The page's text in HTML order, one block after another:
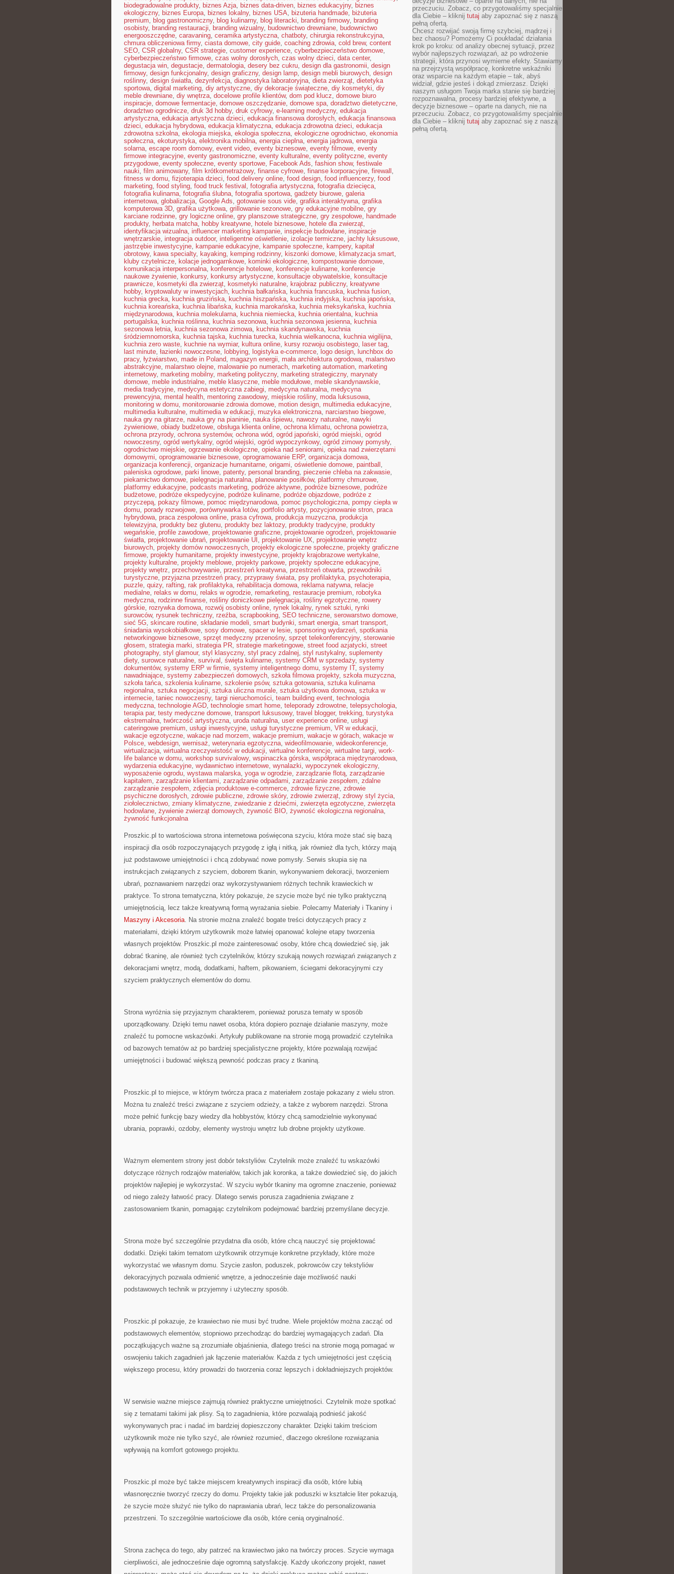
biodegradowalne produkty, biznes Azja, biznes data-driven, biznes edukacyjny, biznes
ekologiczny, biznes Europa, biznes lokalny, biznes USA, bizuteria handmade, biżuteria
premium, blog gastronomiczny, blog kulinarny, blog literacki, branding firmowy, branding
osobisty, branding restauracji, branding wizualny, budownictwo drewniane, budownictwo
energooszczędne, caravaning, ceramika artystyczna, chatboty, chirurgia rekonstrukcyjna,
chmura obliczeniowa firmy, ciasta domowe, city guide, coaching zdrowia, cold brew, content
SEO, CSR globalny, CSR strategie, customer experience, cyberbezpieczeństwo domowe,
cyberbezpieczeństwo firmowe, czas wolny dorosłych, czas wolny dzieci, data center,
degustacja win, degustacje, dermatologia, desery bez cukru, design dla gastronomii, design
firmowy, design funkcjonalny, design graficzny, design lamp, design mebli biurowych, design
roślinny, design światła, dezynfekcja, diagnostyka laboratoryjna, dieta zwierząt, dietetyka
sportowa, digital marketing, diy artystyczne, diy dekoracje świąteczne, diy kosmetyki, diy
meble drewniane, diy wnętrza, docelowe profile klientów, dom pod klucz, domowe biuro
inspiracje, domowe fermentacje, domowe oszczędzanie, domowe spa, doradztwo dietetyczne,
doradztwo ogrodnicze, druk 3d hobby, druk cyfrowy, e-learning medyczny, edukacja
artystyczna, edukacja artystyczna dzieci, edukacja finansowa dorosłych, edukacja finansowa
dzieci, edukacja hybrydowa, edukacja klimatyczna, edukacja zdrowotna dzieci, edukacja
zdrowotna szkolna, ekologia miejska, ekologia społeczna, ekologiczne ogrodnictwo, ekonomia
społeczna, ekoturystyka, elektronika mobilna, energia cieplna, energia jądrowa, energia
solarna, escape room domowy, event video, eventy biznesowe, eventy filmowe, eventy
firmowe integracyjne, eventy gastronomiczne, eventy kulturalne, eventy polityczne, eventy
przygodowe, eventy społeczne, eventy sportowe, Facebook Ads, fashion show, festiwale
nauki, film animowany, film krótkometrażowy, finanse cyfrowe, finanse korporacyjne, firewall ,
fitness w domu, fizjoterapia dzieci, food delivery online, food design, food influencerzy, food
marketing, food styling, food truck festival , fotografia artystyczna, fotografia dziecięca,
fotografia kulinarna, fotografia ślubna, fotografia sportowa, gadżety biurowe, galeria
internetowa, globalizacja, Google Ads, gotowanie sous vide, grafika interaktywna, grafika
komputerowa 3D, grafika użytkowa, grillowanie sezonowe, gry edukacyjne mobilne, gry
karciane rodzinne, gry logiczne online, gry planszowe strategiczne, gry zespołowe, handmade
produkty, herbata matcha, hobby kreatywne, hotele biznesowe, hotele dla zwierząt,
identyfikacja wizualna, influencer marketing kampanie, inspekcje budowlane, inspiracje
wnętrzarskie, integracja outdoor, inteligentne oświetlenie, izolacje termiczne, jachty luksusowe,
jastrzębie inwestycyjne, kampanie edukacyjne, kampanie społeczne, kampery, kapitał
obrotowy, kawa specialty, kayaking, kemping rodzinny, kiszonki domowe, klimatyzacja smart,
kluby czytelnicze, kolacje jednogarnkowe, kominki ekologiczne, kompostowanie domowe,
komunikacja interpersonalna, konferencje hotelowe, konferencje kulinarne, konferencje
naukowe żywienie, konkursy, konkursy artystyczne, konsultacje obywatelskie, konsultacje
prawnicze, kosmetyki dla zwierząt, kosmetyki naturalne, krajobraz publiczny, kreatywne
hobby, kryptowaluty w inwestycjach, kuchnia bałkańska, kuchnia francuska, kuchnia fusion,
kuchnia grecka, kuchnia gruzińska, kuchnia hiszpańska, kuchnia indyjska, kuchnia japońska,
kuchnia koreańska, kuchnia libańska, kuchnia marokańska, kuchnia meksykańska, kuchnia
międzynarodowa, kuchnia molekularna, kuchnia niemiecka, kuchnia orientalna, kuchnia
portugalska, kuchnia roślinna, kuchnia sezonowa, kuchnia sezonowa jesienna, kuchnia
sezonowa letnia, kuchnia sezonowa zimowa, kuchnia skandynawska, kuchnia
śródziemnomorska, kuchnia tajska, kuchnia turecka, kuchnia wielkanocna, kuchnia wigilijna,
kuchnia zero waste, kuchnie na wymiar, kultura online, kursy rozwoju osobistego, laser tag,
last minute, łazienki nowoczesne, lobbying, logistyka e-commerce, logo design, lunchbox do
pracy, łyżwiarstwo, made in Poland, magazyn energii, mała architektura ogrodowa, malarstwo
abstrakcyjne, malarstwo olejne, malowanie po numerach, marketing automation, marketing
internetowy, marketing mobilny, marketing polityczny, marketing strategiczny, marynaty
domowe, meble industrialne, meble klasyczne, meble modułowe, meble skandynawskie,
media tradycyjne, medycyna estetyczna zabiegi, medycyna naturalna, medycyna
prewencyjna, mental health, mentoring zawodowy, miejskie rośliny, moda luksusowa,
monitoring w domu, monitorowanie zdrowia domowe, motion design, multimedia edukacyjne,
multimedia kulturalne, multimedia w edukacji, muzyka elektroniczna, narciarstwo biegowe,
nauka gry na gitarze, nauka gry na pianinie, nauka śpiewu, nawozy naturalne, nawyki
żywieniowe, obiady budżetowe, obsługa klienta online, ochrona klimatu, ochrona powietrza,
ochrona przyrody, ochrona systemów, ochrona wód, ogród japoński, ogród miejski, ogród
nowoczesny, ogród wertykalny, ogród wiejski, ogród wypoczynkowy, ogród zimowy pomysły,
ogrodnictwo miejskie, ogrzewanie ekologiczne, opieka nad seniorami, opieka nad zwierzętami
domowymi, oprogramowanie biznesowe, oprogramowanie ERP, organizacja domowa,
organizacja konferencji, organizacje humanitarne, origami, oświetlenie domowe, paintball ,
paleniska ogrodowe, parki linowe, patenty, personal branding, pieczenie chleba na zakwasie,
piekarnictwo domowe, pielęgnacja naturalna, planowanie posiłków, platformy chmurowe,
platformy edukacyjne, podcasts marketing, podróże aktywne, podróże biznesowe, podróże
budżetowe, podróże ekspedycyjne, podróże kulinarne, podróże objazdowe, podróże z
przyczepą, pokazy filmowe, pomoc międzynarodowa, pomoc psychologiczna, pompy ciepła w
domu, porady rozwojowe, porównywarka lotów, portfolio artysty, pozycjonowanie stron, praca
hybrydowa, praca zespołowa online, prasa cyfrowa, produkcja muzyczna, produkcja
telewizyjna, produkty bez glutenu, produkty bez laktozy, produkty tradycyjne, produkty
wegańskie, profile zawodowe, projektowanie graficzne, projektowanie ogrodzeń, projektowanie
światła, projektowanie ubrań, projektowanie UI , projektowanie UX, projektowanie wnętrz
biurowych, projekty domów nowoczesnych, projekty ekologiczne społeczne, projekty graficzne
firmowe, projekty humanitarne, projekty inwestycyjne, projekty krajobrazowe wertykalne,
projekty kulturalne, projekty meblowe, projekty parkowe, projekty społeczne edukacyjne,
projekty wnętrz, przechowywanie, przestrzeń kreatywna, przestrzeń otwarta, przewodniki
turystyczne, przyjazna przestrzeń pracy, przyprawy świata, psy profilaktyka, psychoterapia,
puzzle, quizy, rafting, rak profilaktyka, rehabilitacja domowa, reklama natywna, relacje
medialne, relaks w domu, relaks w ogrodzie, remarketing, restauracje premium, robotyka
medyczna, rodzinne finanse, rośliny doniczkowe pielęgnacja, rośliny egzotyczne, rowery
górskie, rozrywka domowa, rozwój osobisty online, rynek lokalny, rynek sztuki, rynki
surowców, rysunek techniczny, rzeźba, scrapbooking, SEO techniczne, serowarstwo domowe,
sieć 5G, skincare routine, składanie modeli, smart budynki, smart energia, smart transport,
śniadania wysokobiałkowe, sosy domowe, spacer w lesie, sponsoring wydarzeń, spotkania
networkingowe biznesowe, sprzęt medyczny przenośny, sprzęt telekonferencyjny, sterowanie
głosem, strategia marki, strategia PR, strategie marketingowe, street food azjatycki, street
photography, styl glamour, styl klasyczny, styl pracy zdalnej, styl rustykalny, suplementy
diety, surowce naturalne, survival , święta kulinarne, systemy CRM w sprzedaży, systemy
dokumentów, systemy ERP w firmie, systemy inteligentnego domu, systemy IT, systemy
nawadniające, systemy zabezpieczeń domowych, szkoła filmowa projekty, szkoła muzyczna,
szkoła tańca, szkolenia kulinarne, szkolenie psów, sztuka gotowania, sztuka kulinarna
regionalna, sztuka negocjacji, sztuka uliczna murale, sztuka użytkowa domowa, sztuka w
internecie, taniec nowoczesny, targi nieruchomości, team building event, technologia
medyczna, technologie AGD, technologie smart home, teleporady zdrowotne, telepsychologia,
terapia par, testy medyczne domowe, transport luksusowy, travel blogger, trekking, turystyka
ekstremalna, twórczość artystyczna, uroda naturalna, user experience online, usługi
cateringowe premium, usługi inwestycyjne, usługi turystyczne premium, VR w edukacji,
wakacje egzotyczne, wakacje nad morzem, wakacje premium, wakacje w górach, wakacje w
Polsce, webdesign, wernisaż, weterynaria egzotyczna, wideofilmowanie, wideokonferencje,
wirtualizacja, wirtualna rzeczywistość w edukacji, wirtualne konferencje, wirtualne targi, work-
life balance w domu, workshop survivalowy, wspinaczka górska, współpraca międzynarodowa,
wydarzenia edukacyjne, wydawnictwo internetowe, wynalazki, wypoczynek ekologiczny,
wyposażenie ogrodu, wystawa malarska, yoga w ogrodzie, zarządzanie flotą, zarządzanie
kapitałem, zarządzanie klientami, zarządzanie odpadami, zarządzanie zespołem, zdalne
zarządzanie zespołem, zdjęcia produktowe e-commerce, zdrowie fizyczne, zdrowie
psychiczne dorosłych, zdrowie publiczne, zdrowie skóry, zdrowie zwierząt, zdrowy styl życia,
ziołolecznictwo, zmiany klimatyczne, zwiedzanie z dziećmi, zwierzęta egzotyczne, zwierzęta
hodowlane, żywienie zwierząt domowych, żywność BIO, żywność ekologiczna regionalna,
żywność funkcjonalna
Proszkic.pl to wartościowa strona internetowa poświęcona szyciu, która może stać się bazą
inspiracji dla osób rozpoczynających przygodę z igłą i nitką, jak również dla tych, którzy mają
już podstawowe umiejętności i chcą zdobywać nowe pomysły. Serwis skupia się na
instrukcjach związanych z szyciem, doborem tkanin, wykonywaniem dekoracji, tworzeniem
ubrań, poznawaniem narzędzi oraz wykorzystywaniem różnych technik krawieckich w
praktyce. To strona tematyczna, który pokazuje, że szycie może być nie tylko praktyczną
umiejętnością, lecz także kreatywną formą wyrażania siebie. Polecamy Materiały i Tkaniny i
Maszyny i Akcesoria. Na stronie można znaleźć bogate treści dotyczących pracy z
materiałami, dzięki którym użytkownik może łatwiej opanować kolejne etapy tworzenia
własnych projektów. Proszkic.pl może zainteresować osoby, które chcą dowiedzieć się, jak
dobrać tkaninę, ale również tych czytelników, którzy szukają nowych rozwiązań związanych z
dekoracjami wnętrz, modą, dodatkami, haftem, pikowaniem, ściegami dekoracyjnymi czy
szyciem praktycznych elementów do domu.
Strona wyróżnia się przyjaznym charakterem, ponieważ porusza tematy w sposób
uporządkowany. Dzięki temu nawet osoba, która dopiero poznaje działanie maszyny, może
znaleźć tu pomocne wskazówki. Artykuły publikowane na stronie mogą prowadzić czytelnika
od bazowych tematów aż po bardziej specjalistyczne projekty, które pozwalają rozwijać
umiejętności i budować większą pewność podczas pracy z tkaniną.
Proszkic.pl to miejsce, w którym twórcza praca z materiałem zostaje pokazany z wielu stron.
Można tu znaleźć treści związane z szyciem odzieży, a także z wyborem narzędzi. Strona
może pełnić funkcję bazy wiedzy dla hobbystów, którzy chcą samodzielnie wykonywać
ubrania, poprawki, ozdoby, elementy wystroju wnętrz lub drobne projekty użytkowe.
Ważnym elementem strony jest dobór tekstyliów. Czytelnik może znaleźć tu wskazówki
dotyczące różnych rodzajów materiałów, takich jak koronka, a także dowiedzieć się, do jakich
projektów najlepiej je wykorzystać. W szyciu wybór tkaniny ma ogromne znaczenie, ponieważ
od niego zależy łatwość pracy. Dlatego serwis porusza zagadnienia związane z
zastosowaniem tkanin, pomagając czytelnikom podejmować bardziej przemyślane decyzje.
Strona może być szczególnie przydatna dla osób, które chcą nauczyć się projektować
dodatki. Dzięki takim tematom użytkownik otrzymuje konkretne przykłady, które może
wykorzystać we własnym domu. Szycie zasłon, poduszek, pokrowców czy tekstyliów
dekoracyjnych pozwala odmienić wnętrze, a jednocześnie daje możliwość nauki
podstawowych technik w przyjemny i użyteczny sposób.
Proszkic.pl pokazuje, że krawiectwo nie musi być trudne. Wiele projektów można zacząć od
podstawowych elementów, stopniowo przechodząc do bardziej wymagających zadań. Dla
początkujących ważne są zrozumiałe objaśnienia, dlatego treści na stronie mogą pomagać w
oswojeniu takich zagadnień jak łączenie materiałów. Każda z tych umiejętności jest częścią
większego procesu, który prowadzi do tworzenia coraz lepszych i dokładniejszych projektów.
W serwisie ważne miejsce zajmują również praktyczne umiejętności. Czytelnik może spotkać
się z tematami takimi jak plisy. Są to zagadnienia, które pozwalają podnieść jakość
wykonywanych prac i nadać im bardziej dopieszczony charakter. Dzięki takim treściom
użytkownik może nie tylko szyć, ale również rozumieć, dlaczego określone rozwiązania
wpływają na komfort gotowego projektu.
Proszkic.pl może być także miejscem kreatywnych inspiracji dla osób, które lubią
własnoręcznie tworzyć rzeczy do domu. Projekty takie jak poduszki w kształcie liter pokazują,
że szycie może służyć nie tylko do naprawiania ubrań, lecz także do personalizowania
przestrzeni. To szczególnie wartościowe dla osób, które cenią oryginalność.
Strona zachęca do tego, aby patrzeć na krawiectwo jako na twórczy proces. Szycie wymaga
cierpliwości, ale jednocześnie daje ogromną satysfakcję. Każdy ukończony projekt, nawet
przeczuciu. Zobacz, co przygotowaliśmy specjalnie
dla Ciebie – kliknij tutaj aby zapoznać się z naszą
pełną ofertą.
Chcesz rozwijać swoją firmę szybciej, mądrzej i
bez chaosu? Pomożemy Ci poukładać działania
krok po kroku: od analizy obecnej sytuacji, przez
wybór najlepszych rozwiązań, aż po wdrożenie
strategii, która przynosi wymierne efekty. Stawiamy
na przejrzystą współpracę, konkretne wskaźniki
oraz wsparcie na każdym etapie – tak, abyś
widział, gdzie jesteś i dokąd zmierzasz. Dzięki
naszym usługom Twoja marka stanie się bardziej
rozpoznawalna, procesy bardziej efektywne, a
decyzje biznesowe – oparte na danych, nie na
przeczuciu. Zobacz, co przygotowaliśmy specjalnie
dla Ciebie – kliknij tutaj aby zapoznać się z naszą
pełną ofertą.